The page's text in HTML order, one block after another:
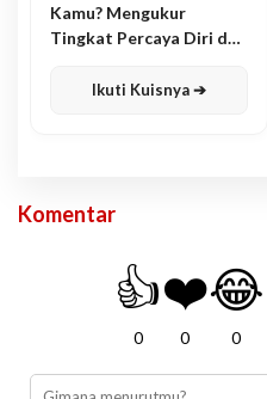
Kamu? Mengukur
Tingkat Percaya Diri dan
Ikuti Kuisnya ➔
Komentar
👍
0
❤️
0
😂
0